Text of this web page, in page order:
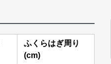
ふくらはぎ周り
(cm)